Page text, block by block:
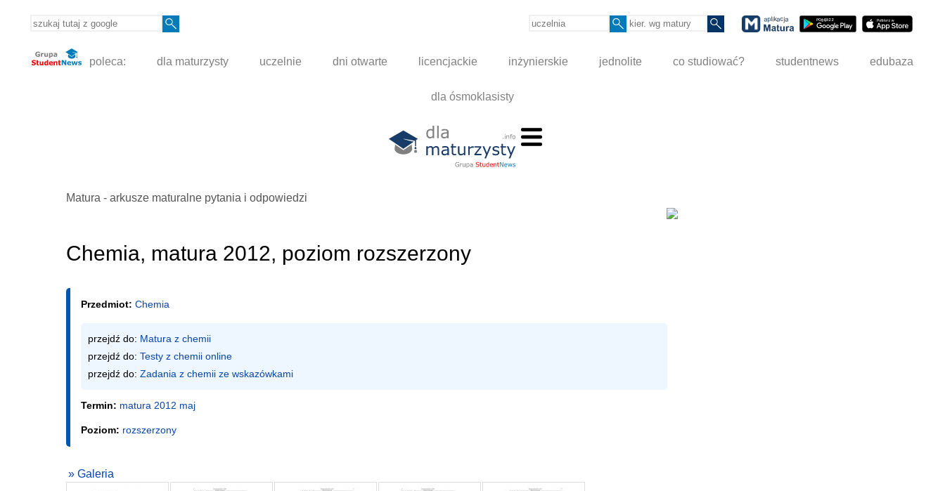
poleca: dla maturzysty uczelnie dni otwarte licencjackie inżynierskie jednolite co studiować? studentnews edubaza
dla ósmoklasisty
Matura - arkusze maturalne pytania i odpowiedzi
Chemia, matura 2012, poziom rozszerzony
Przedmiot: Chemia
przejdź do: Matura z chemii
przejdź do: Testy z chemii online
przejdź do: Zadania z chemii ze wskazówkami
Termin: matura 2012 maj
Poziom: rozszerzony
» Galeria